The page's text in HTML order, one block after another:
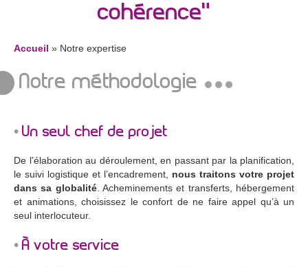
cohérence
Accueil » Notre expertise
Notre méthodologie
Un seul chef de projet
De l’élaboration au déroulement, en passant par la planification,
le suivi logistique et l’encadrement, nous traitons votre projet
dans sa globalité. Acheminements et transferts, hébergement
et animations, choisissez le confort de ne faire appel qu’à un
seul interlocuteur.
À votre service